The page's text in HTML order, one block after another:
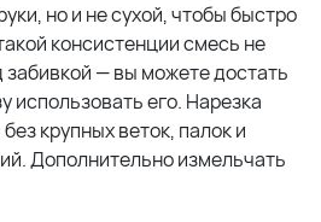
но и не сухой, чтобы быстро
консистенции смесь не
— вы можете достать
использовать его. Нарезка
крупных веток, палок и
Дополнительно измельчать